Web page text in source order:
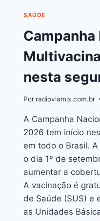
SAÚDE
Campanha
nesta
Por radioviamix.com.br
A Campanha
2026 tem início
em todo o Brasil.
o dia 1º de
aumentar a
A vacinação é
de Saúde (SUS) e
as Unidades